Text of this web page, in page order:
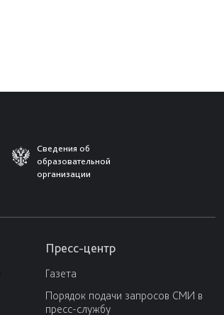
Сведения об
образовательной
организации
Пресс-центр
Газета
Порядок подачи запросов СМИ в
пресс-службу